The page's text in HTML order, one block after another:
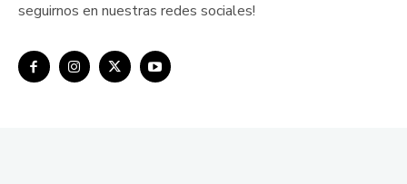
seguirnos en nuestras redes sociales!